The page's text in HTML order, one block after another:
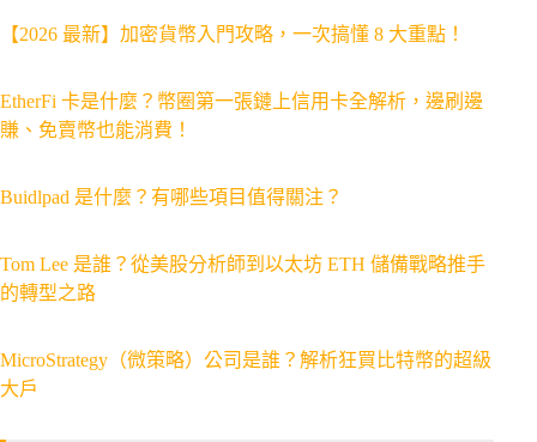
【2026 最新】加密貨幣入門攻略，一次搞懂 8 大重點！
EtherFi 卡是什麼？幣圈第一張鏈上信用卡全解析，邊刷邊
賺、免賣幣也能消費！
Buidlpad 是什麼？有哪些項目值得關注？
Tom Lee 是誰？從美股分析師到以太坊 ETH 儲備戰略推手
的轉型之路
MicroStrategy（微策略）公司是誰？解析狂買比特幣的超級
大戶